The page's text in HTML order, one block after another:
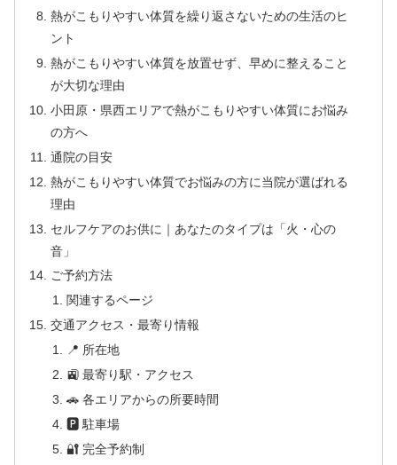
熱がこもりやすい体質を繰り返さないための生活のヒ
ント
熱がこもりやすい体質を放置せず、早めに整えること
が大切な理由
小田原・県西エリアで熱がこもりやすい体質にお悩み
の方へ
通院の目安
熱がこもりやすい体質でお悩みの方に当院が選ばれる
理由
セルフケアのお供に｜あなたのタイプは「火・心の
音」
ご予約方法
関連するページ
交通アクセス・最寄り情報
📍 所在地
🚉 最寄り駅・アクセス
🚗 各エリアからの所要時間
🅿 駐車場
🔐 完全予約制